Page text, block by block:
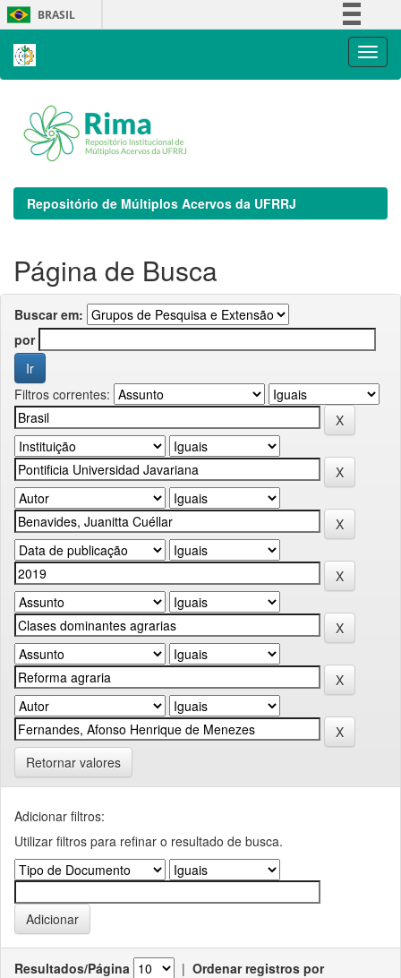
Skip
navigation
BRASIL
Repositório de Múltiplos Acervos da UFRRJ
Página de Busca
Buscar em:
por
Filtros correntes:
Retornar valores
Adicionar filtros:
Utilizar filtros para refinar o resultado de busca.
Resultados/Página | Ordenar registros por